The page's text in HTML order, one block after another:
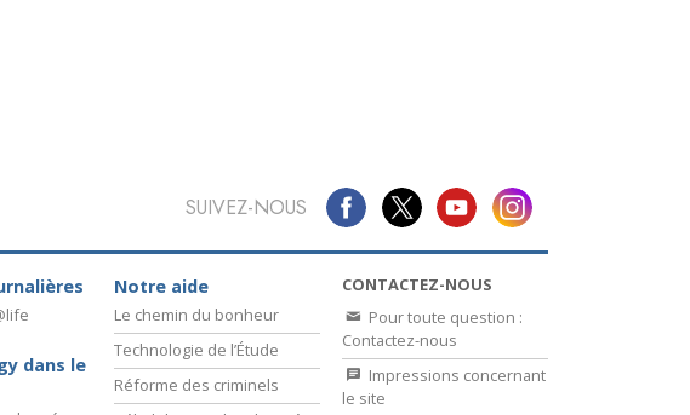
SUIVEZ-NOUS
dans le
Notre aide
Le chemin du bonheur
Technologie de l’Étude
Réforme des criminels
CONTACTEZ-NOUS
Pour toute question :
Contactez-nous
Impressions concernant
le site